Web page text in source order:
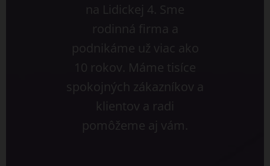
na Lidickej 4. Sme
rodinná firma a
podnikáme už viac ako
10 rokov. Máme tisíce
spokojných zákazníkov a
klientov a radi
pomôžeme aj vám.